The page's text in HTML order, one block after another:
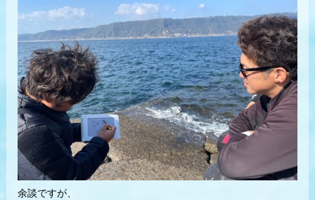
余談ですが、